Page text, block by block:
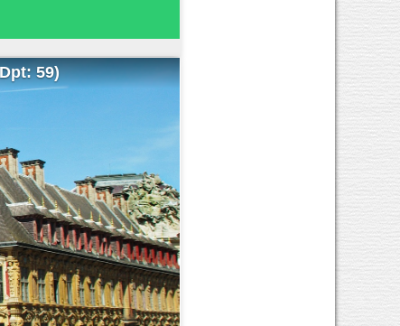
59)